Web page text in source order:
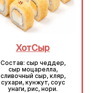
ХотСыр
Состав: сыр чеддер,
сыр моцарелла,
сливочный сыр, кляр,
сухари, кунжут, соус
унаги, рис, нори.